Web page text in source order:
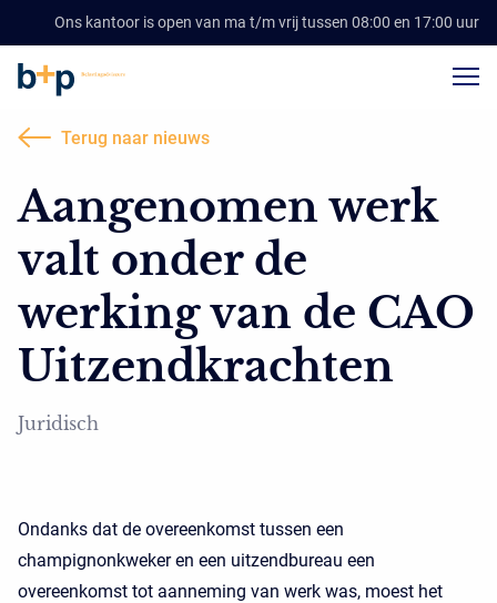
Ons kantoor is open van ma t/m vrij tussen 08:00 en 17:00 uur
Terug naar nieuws
Aangenomen werk
valt onder de
werking van de CAO
Uitzendkrachten
Juridisch
Ondanks dat de overeenkomst tussen een
champignonkweker en een uitzendbureau een
overeenkomst tot aanneming van werk was, moest het